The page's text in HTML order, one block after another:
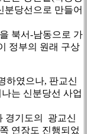
분당선으로 만들어
북서-남동으로 가
정부의 원래 구상
하였으나, 판교신
는 신분당선 사업
경기도의 광교신
연장도 진행되었